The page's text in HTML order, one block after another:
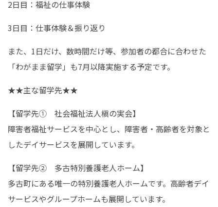
2日目：福祉の仕事体験
3日目：仕事体験＆振り返り
また、1日だけ、数時間だけ等、参加者の都合に合わせた
「わがまま留学」も7月以降実施する予定です。
★★主な留学先★★
【留学先①　社会福祉法人槇の実会】
障害者福祉サービスを中心とし、障害者・高齢者を対象と
したデイサービスを展開しています。
【留学先②　多古特別養護老人ホーム】
多古町にある唯一の特別養護老人ホームです。高齢者デイ
サービスやグループホームも展開しています。